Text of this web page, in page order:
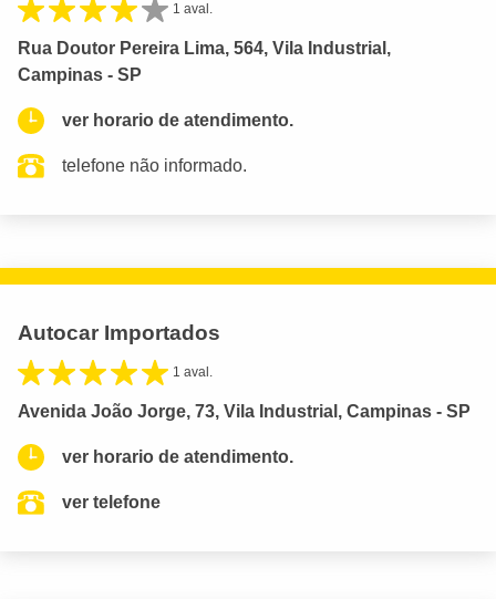
1 aval.
Rua Doutor Pereira Lima, 564, Vila Industrial,
Campinas - SP
ver horario de atendimento.
telefone não informado.
Autocar Importados
1 aval.
Avenida João Jorge, 73, Vila Industrial, Campinas - SP
ver horario de atendimento.
ver telefone